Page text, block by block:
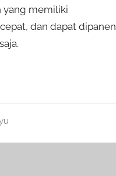
yang memiliki
dan dapat dipanen